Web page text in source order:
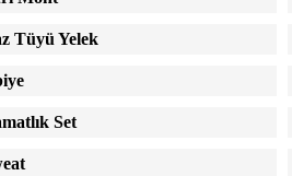
Tüyü Yelek
Set